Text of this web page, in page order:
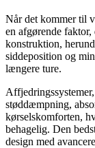
Når det kommer til
en afgørende
konstruktion,
siddeposition og
længere ture.
støddæmpning,
kørselskomforten,
behagelig. Den
design med